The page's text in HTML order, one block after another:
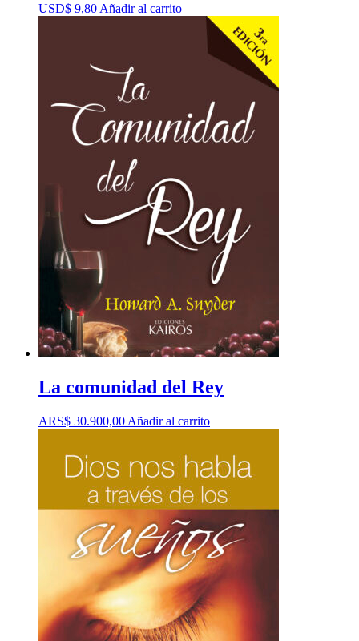
USD$ 9,80 Añadir al carrito
La comunidad del Rey
ARS$ 30.900,00 Añadir al carrito